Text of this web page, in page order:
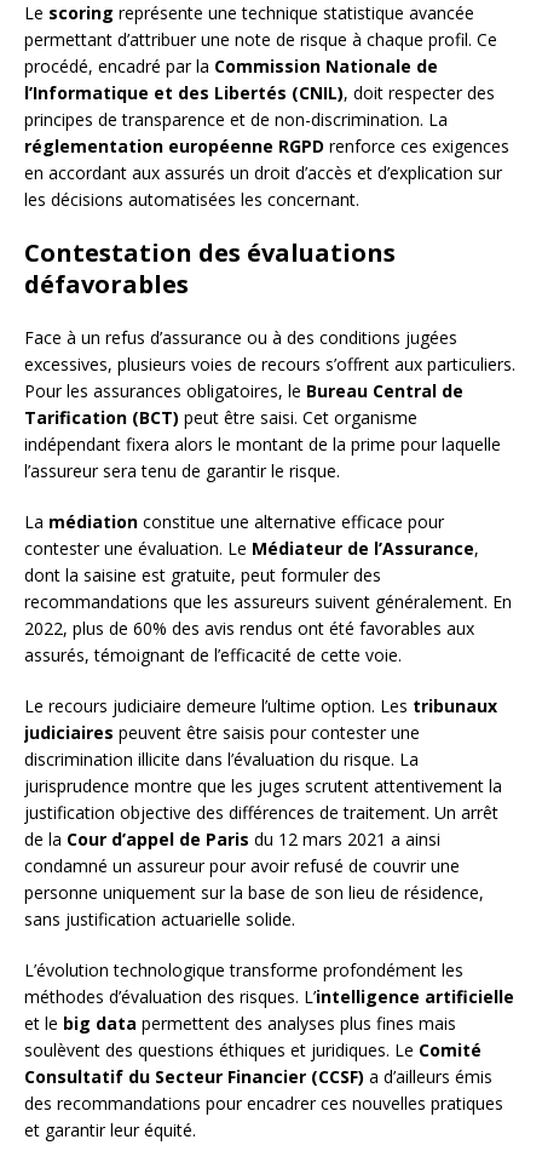
Le scoring représente une technique statistique avancée
permettant d’attribuer une note de risque à chaque profil. Ce
procédé, encadré par la Commission Nationale de
l’Informatique et des Libertés (CNIL), doit respecter des
principes de transparence et de non-discrimination. La
réglementation européenne RGPD renforce ces exigences
en accordant aux assurés un droit d’accès et d’explication sur
les décisions automatisées les concernant.
Contestation des évaluations
défavorables
Face à un refus d’assurance ou à des conditions jugées
excessives, plusieurs voies de recours s’offrent aux particuliers.
Pour les assurances obligatoires, le Bureau Central de
Tarification (BCT) peut être saisi. Cet organisme
indépendant fixera alors le montant de la prime pour laquelle
l’assureur sera tenu de garantir le risque.
La médiation constitue une alternative efficace pour
contester une évaluation. Le Médiateur de l’Assurance,
dont la saisine est gratuite, peut formuler des
recommandations que les assureurs suivent généralement. En
2022, plus de 60% des avis rendus ont été favorables aux
assurés, témoignant de l’efficacité de cette voie.
Le recours judiciaire demeure l’ultime option. Les tribunaux
judiciaires peuvent être saisis pour contester une
discrimination illicite dans l’évaluation du risque. La
jurisprudence montre que les juges scrutent attentivement la
justification objective des différences de traitement. Un arrêt
de la Cour d’appel de Paris du 12 mars 2021 a ainsi
condamné un assureur pour avoir refusé de couvrir une
personne uniquement sur la base de son lieu de résidence,
sans justification actuarielle solide.
L’évolution technologique transforme profondément les
méthodes d’évaluation des risques. L’intelligence artificielle
et le big data permettent des analyses plus fines mais
soulèvent des questions éthiques et juridiques. Le Comité
Consultatif du Secteur Financier (CCSF) a d’ailleurs émis
des recommandations pour encadrer ces nouvelles pratiques
et garantir leur équité.